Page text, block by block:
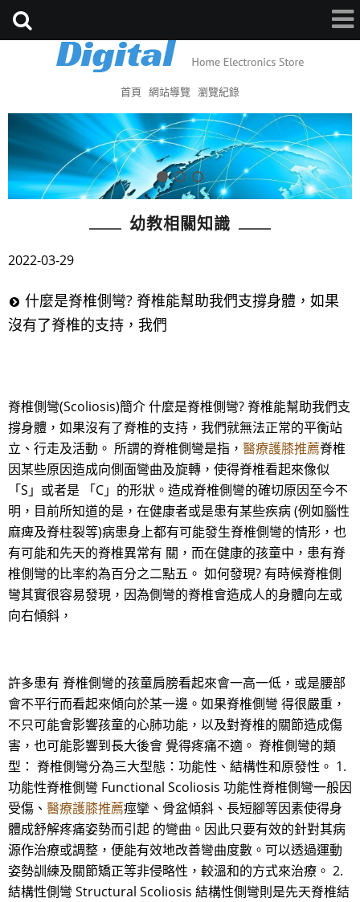
首頁 網站導覽 瀏覽紀錄
幼教相關知識
2022-03-29
什麼是脊椎側彎? 脊椎能幫助我們支撐身體，如果
沒有了脊椎的支持，我們
脊椎側彎(Scoliosis)簡介 什麼是脊椎側彎? 脊椎能幫助我們支
撐身體，如果沒有了脊椎的支持，我們就無法正常的平衡站
立、行走及活動。 所謂的脊椎側彎是指， 醫療護膝推薦脊椎
因某些原因造成向側面彎曲及旋轉，使得脊椎看起來像似
「S」或者是 「C」的形狀。造成脊椎側彎的確切原因至今不
明，目前所知道的是，在健康者或是患有某些疾病 (例如腦性
麻痺及脊柱裂等)病患身上都有可能發生脊椎側彎的情形，也
有可能和先天的脊椎異常有 關，而在健康的孩童中，患有脊
椎側彎的比率約為百分之二點五。 如何發現? 有時候脊椎側
彎其實很容易發現，因為側彎的脊椎會造成人的身體向左或
向右傾斜，
許多患有 脊椎側彎的孩童肩膀看起來會一高一低，或是腰部
會不平行而看起來傾向於某一邊。如果脊椎側彎 得很嚴重，
不只可能會影響孩童的心肺功能，以及對脊椎的關節造成傷
害，也可能影響到長大後會 覺得疼痛不適。 脊椎側彎的類
型： 脊椎側彎分為三大型態：功能性、結構性和原發性。 1.
功能性脊椎側彎 Functional Scoliosis 功能性脊椎側彎一般因
受傷、 醫療護膝推薦痙攣、骨盆傾斜、長短腳等因素使得身
體成舒解疼痛姿勢而引起 的彎曲。因此只要有效的針對其病
源作治療或調整，便能有效地改善彎曲度數。可以透過運動
姿勢訓練及關節矯正等非侵略性，較溫和的方式來治療。 2.
結構性側彎 Structural Scoliosis 結構性側彎則是先天脊椎結